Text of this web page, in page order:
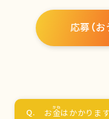
応募（
お金はかかりま